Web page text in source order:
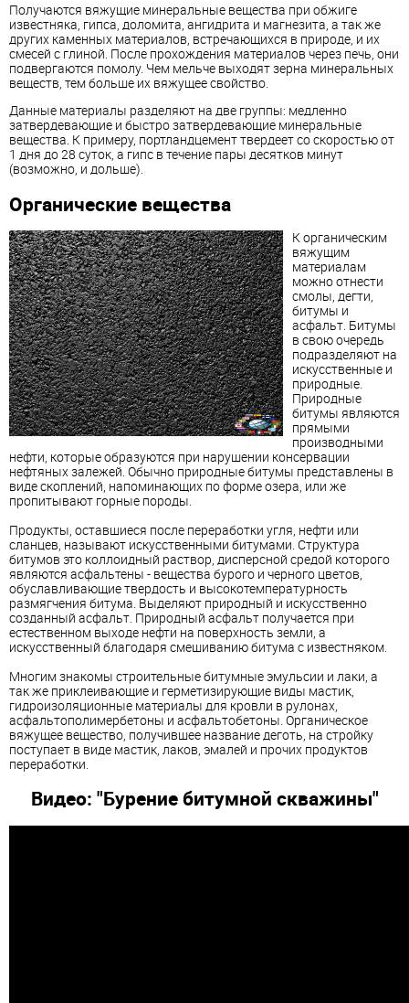
Получаются вяжущие минеральные вещества при обжиге
известняка, гипса, доломита, ангидрита и магнезита, а так же
других каменных материалов, встречающихся в природе, и их
смесей с глиной. После прохождения материалов через печь, они
подвергаются помолу. Чем мельче выходят зерна минеральных
веществ, тем больше их вяжущее свойство.
Данные материалы разделяют на две группы: медленно
затвердевающие и быстро затвердевающие минеральные
вещества. К примеру, портландцемент твердеет со скоростью от
1 дня до 28 суток, а гипс в течение пары десятков минут
(возможно, и дольше).
Органические вещества
К органическим
вяжущим
материалам
можно отнести
смолы, дегти,
битумы и
асфальт. Битумы
в свою очередь
подразделяют на
искусственные и
природные.
Природные
битумы являются
прямыми
производными
нефти, которые образуются при нарушении консервации
нефтяных залежей. Обычно природные битумы представлены в
виде скоплений, напоминающих по форме озера, или же
пропитывают горные породы.
Продукты, оставшиеся после переработки угля, нефти или
сланцев, называют искусственными битумами. Структура
битумов это коллоидный раствор, дисперсной средой которого
являются асфальтены - вещества бурого и черного цветов,
обуславливающие твердость и высокотемпературност­ь
размягчения битума. Выделяют природный и искусственно
созданный асфальт. Природный асфальт получается при
естественном выходе нефти на поверхность земли, а
искусственный благодаря смешиванию битума с известняком.
Многим знакомы строительные битумные эмульсии и лаки, а
так же приклеивающие и герметизирующие виды мастик,
гидроизоляционные материалы для кровли в рулонах,
асфальтополимербетон­ы и асфальтобетоны. Органическое
вяжущее вещество, получившее название деготь, на стройку
поступает в виде мастик, лаков, эмалей и прочих продуктов
переработки.
Видео: "Бурение битумной скважины"